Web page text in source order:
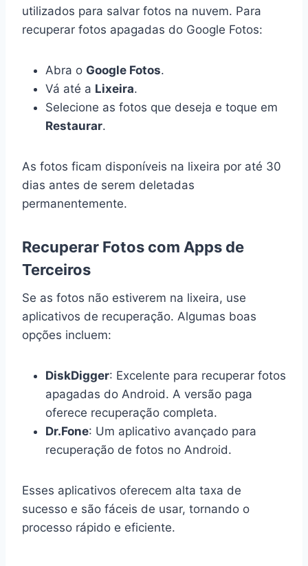
utilizados para salvar fotos na nuvem. Para
recuperar fotos apagadas do Google Fotos:
Abra o Google Fotos.
Vá até a Lixeira.
Selecione as fotos que deseja e toque em
Restaurar.
As fotos ficam disponíveis na lixeira por até 30
dias antes de serem deletadas
permanentemente.
Recuperar Fotos com Apps de
Terceiros
Se as fotos não estiverem na lixeira, use
aplicativos de recuperação. Algumas boas
opções incluem:
DiskDigger: Excelente para recuperar fotos
apagadas do Android. A versão paga
oferece recuperação completa.
Dr.Fone: Um aplicativo avançado para
recuperação de fotos no Android.
Esses aplicativos oferecem alta taxa de
sucesso e são fáceis de usar, tornando o
processo rápido e eficiente.